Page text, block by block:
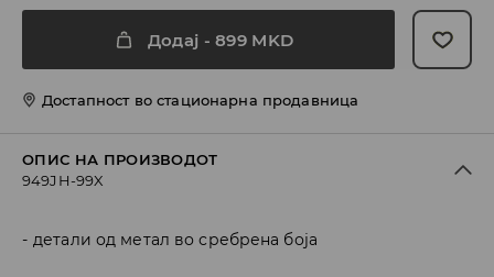
Додај -899 MKD
Достапност во стационарна продавница
ОПИС НА ПРОИЗВОДОТ
949JH-99X
детали од метал во сребрена боја